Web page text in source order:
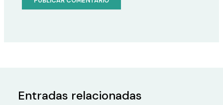
Entradas relacionadas